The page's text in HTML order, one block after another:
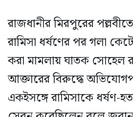
রাজধানীর মিরপুরের
রামিসা ধর্ষণের পর গলা
করা মামলায় ঘাতক সোহেল
আক্তারের বিরুদ্ধে
একইসঙ্গে রামিসাকে ধর্ষণ-